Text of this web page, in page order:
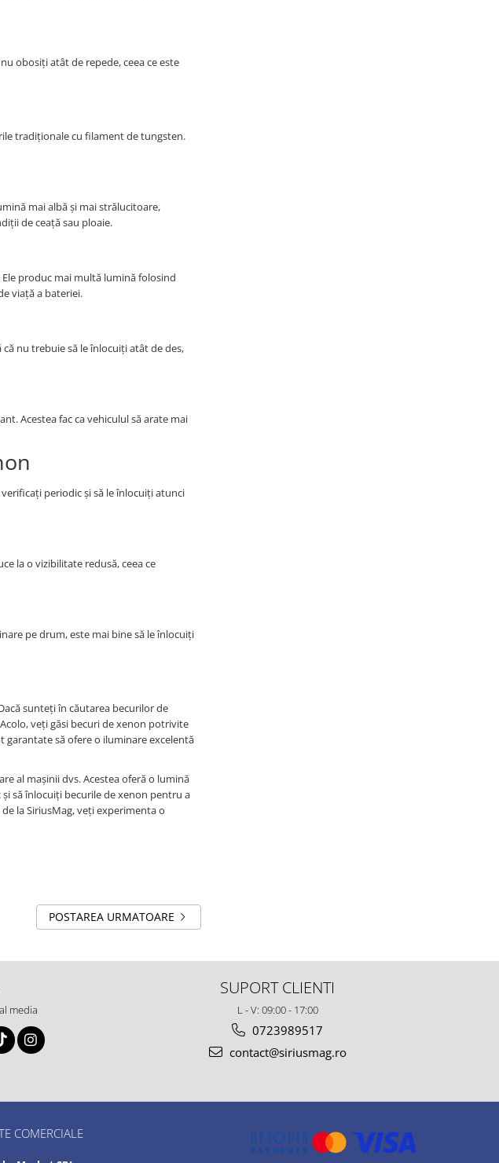
obosiți atât de repede, ceea ce este
tradiționale cu filament de tungsten.
mai albă și mai strălucitoare,
de ceață sau ploaie.
produc mai multă lumină folosind
viață a bateriei.
nu trebuie să le înlocuiți atât de des,
Acestea fac ca vehiculul să arate mai
periodic și să le înlocuiți atunci
la o vizibilitate redusă, ceea ce
pe drum, este mai bine să le înlocuiți
sunteți în căutarea becurilor de
veți găsi becuri de xenon potrivite
garantate să ofere o iluminare excelentă
al mașinii dvs. Acestea oferă o lumină
să înlocuiți becurile de xenon pentru a
la SiriusMag, veți experimenta o
POSTAREA URMATOARE
media
SUPORT CLIENTI
L - V: 09:00 - 17:00
0723989517
contact@siriusmag.ro
COMERCIALE